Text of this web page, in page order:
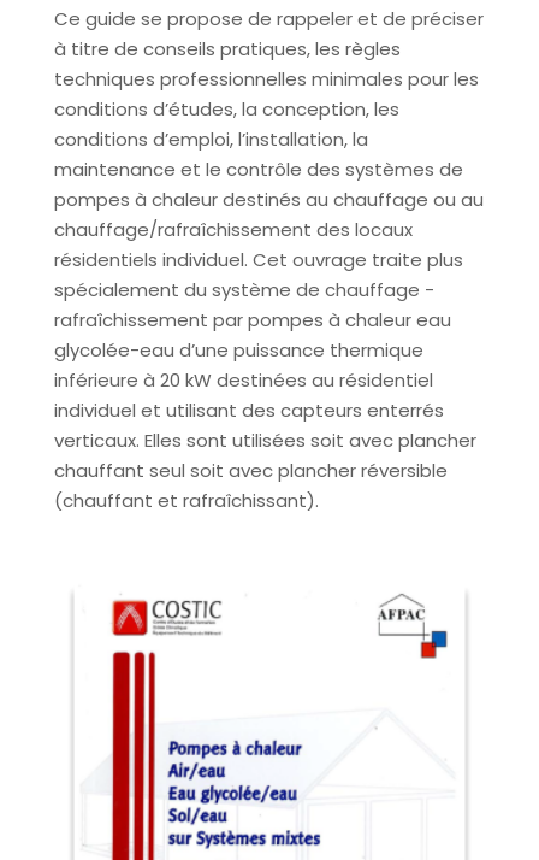
Ce guide se propose de rappeler et de préciser
à titre de conseils pratiques, les règles
techniques professionnelles minimales pour les
conditions d’études, la conception, les
conditions d’emploi, l’installation, la
maintenance et le contrôle des systèmes de
pompes à chaleur destinés au chauffage ou au
chauffage/rafraîchissement des locaux
résidentiels individuel. Cet ouvrage traite plus
spécialement du système de chauffage -
rafraîchissement par pompes à chaleur eau
glycolée-eau d’une puissance thermique
inférieure à 20 kW destinées au résidentiel
individuel et utilisant des capteurs enterrés
verticaux. Elles sont utilisées soit avec plancher
chauffant seul soit avec plancher réversible
(chauffant et rafraîchissant).